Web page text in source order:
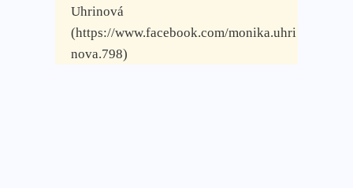
Uhrinová
(https://www.facebook.com/monika.uhri
nova.798)